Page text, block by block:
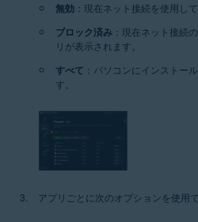
無効 ：現在ネット接続を使用し
ブロック済み ：現在ネット接続
リが表示されます。
すべて ：パソコンにインストー
す。
アプリごとに次のオプションを使用で